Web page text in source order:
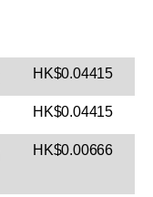
HK$0.04415
HK$0.04415
HK$0.00666